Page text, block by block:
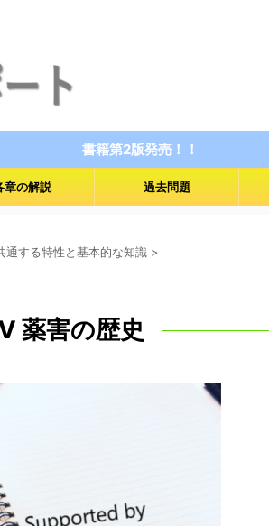
書籍第2版発売！！
章の解説 過去問題
通する特性と基本的な知識 >
薬害の歴史